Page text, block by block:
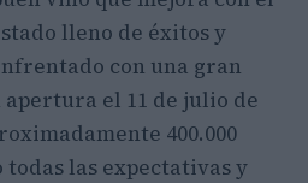
lleno de éxitos y
con una gran
el 11 de julio de
400.000
las expectativas y